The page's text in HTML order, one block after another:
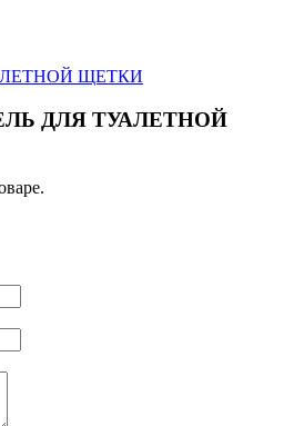
ЩЕТКИ
ДЛЯ ТУАЛЕТНОЙ